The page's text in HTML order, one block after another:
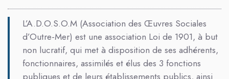
L’A.D.O.S.O.M (Association des Œuvres Sociales
d’Outre-Mer) est une association Loi de 1901, à but
non lucratif, qui met à disposition de ses adhérents,
fonctionnaires, assimilés et élus des 3 fonctions
publiques et de leurs établissements publics, ainsi